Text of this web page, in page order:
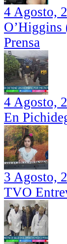
4 Agosto,
O’Higgins
Prensa
4 Agosto,
En
3 Agosto,
TVO